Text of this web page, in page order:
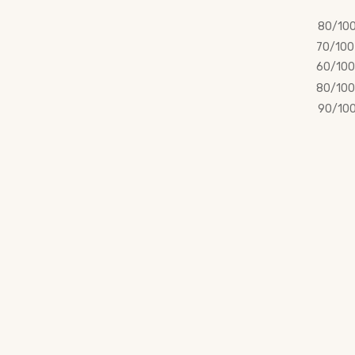
80/100
70/100
60/100
80/100
90/100